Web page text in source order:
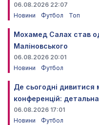
06.08.2026 22:07
Новини
Футбол Топ
Мохамед Салах став
Маліновського
06.08.2026 20:01
Новини
Футбол
Де сьогодні дивитися
конференцій:
06.08.2026 17:01
Новини
Футбол